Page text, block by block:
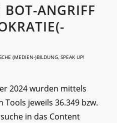
BOT-ANGRIFF
(MEDIEN-)BILDUNG, SPEAK UP!
2024 wurden mittels
jeweils 36.349 bzw.
in das Content